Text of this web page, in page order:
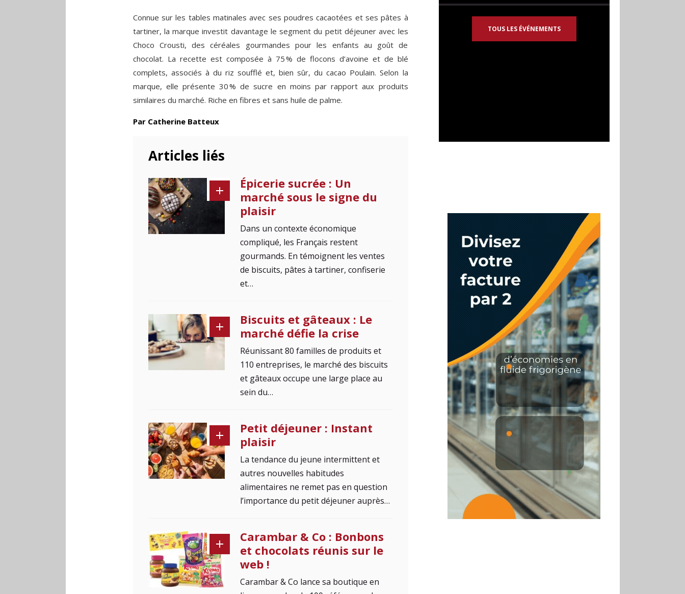
Connue sur les tables matinales avec ses poudres cacaotées et ses pâtes à
tartiner, la marque investit davantage le segment du petit déjeuner avec les
Choco Crousti, des céréales gourmandes pour les enfants au goût de
chocolat. La recette est composée à 75 % de flocons d’avoine et de blé
complets, associés à du riz soufflé et, bien sûr, du cacao Poulain. Selon la
marque, elle présente 30 % de sucre en moins par rapport aux produits
similaires du marché. Riche en fibres et sans huile de palme.
Par Catherine Batteux
Articles liés
Épicerie sucrée : Un
marché sous le signe du
plaisir
Dans un contexte économique
compliqué, les Français restent
gourmands. En témoignent les ventes
de biscuits, pâtes à tartiner, confiserie
et…
Biscuits et gâteaux : Le
marché défie la crise
Réunissant 80 familles de produits et
110 entreprises, le marché des biscuits
et gâteaux occupe une large place au
sein du…
Petit déjeuner : Instant
plaisir
La tendance du jeune intermittent et
autres nouvelles habitudes
alimentaires ne remet pas en question
l’importance du petit déjeuner auprès…
Carambar & Co : Bonbons
et chocolats réunis sur le
web !
Carambar & Co lance sa boutique en
TOUS LES ÉVÉNEMENTS